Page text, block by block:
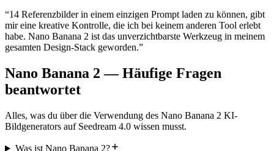
“14 Referenzbilder in einem einzigen Prompt laden zu können, gibt
mir eine kreative Kontrolle, die ich bei keinem anderen Tool erlebt
habe. Nano Banana 2 ist das unverzichtbarste Werkzeug in meinem
gesamten Design-Stack geworden.”
Nano Banana 2 — Häufige Fragen
beantwortet
Alles, was du über die Verwendung des Nano Banana 2 KI-
Bildgenerators auf Seedream 4.0 wissen musst.
Was ist Nano Banana 2?